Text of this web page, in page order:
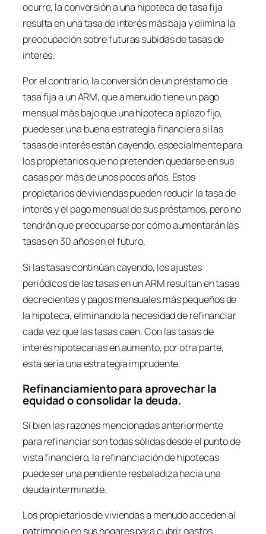
ocurre, la conversión a una hipoteca de tasa fija
resulta en una tasa de interés más baja y elimina la
preocupación sobre futuras subidas de tasas de
interés.
Por el contrario, la conversión de un préstamo de
tasa fija a un ARM, que a menudo tiene un pago
mensual más bajo que una hipoteca a plazo fijo,
puede ser una buena estrategia financiera si las
tasas de interés están cayendo, especialmente para
los propietarios que no pretenden quedarse en sus
casas por más de unos pocos años. Estos
propietarios de viviendas pueden reducir la tasa de
interés y el pago mensual de sus préstamos, pero no
tendrán que preocuparse por cómo aumentarán las
tasas en 30 años en el futuro.
Si las tasas continúan cayendo, los ajustes
periódicos de las tasas en un ARM resultan en tasas
decrecientes y pagos mensuales más pequeños de
la hipoteca, eliminando la necesidad de refinanciar
cada vez que las tasas caen. Con las tasas de
interés hipotecarias en aumento, por otra parte,
esta sería una estrategia imprudente.
Refinanciamiento para aprovechar la
equidad o consolidar la deuda.
Si bien las razones mencionadas anteriormente
para refinanciar son todas sólidas desde el punto de
vista financiero, la refinanciación de hipotecas
puede ser una pendiente resbaladiza hacia una
deuda interminable.
Los propietarios de viviendas a menudo acceden al
patrimonio en sus hogares para cubrir gastos